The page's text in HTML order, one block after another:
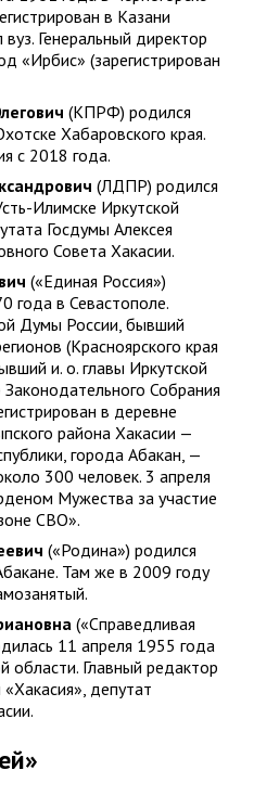
в Казани
Генеральный директор
«Ирбис» (зарегистрирован
(КПРФ) родился
Хабаровского края.
с 2018 года.
(ЛДПР) родился
Илимске Иркутской
Госдумы Алексея
Совета Хакасии.
(«Единая Россия»)
года в Севастополе.
Думы России, бывший
(Красноярского края
и. о. главы Иркутской
Собрания
в деревне
района Хакасии —
города Абакан, —
300 человек. 3 апреля
Мужества за участие
СВО».
(«Родина») родился
Там же в 2009 году
(«Справедливая
11 апреля 1955 года
области. Главный редактор
депутат